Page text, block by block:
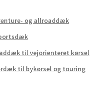
og allroaddæk
til vejorienteret kørsel
til bykørsel og touring